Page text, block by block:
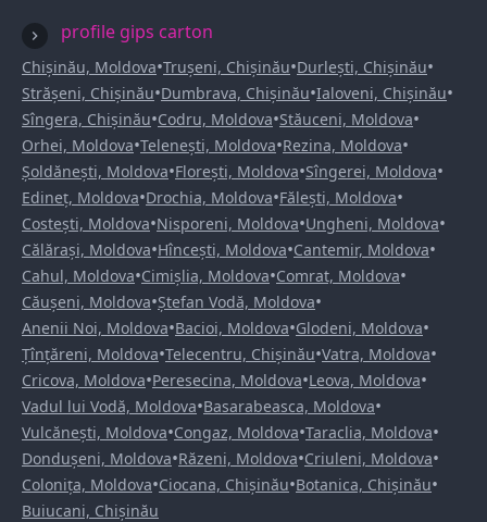
profile gips carton
Chișinău, Moldova•Trușeni, Chișinău•Durlești, Chișinău•
Strășeni, Chișinău•Dumbrava, Chișinău•Ialoveni, Chișinău•
Sîngera, Chișinău•Codru, Moldova•Stăuceni, Moldova•
Orhei, Moldova•Telenești, Moldova•Rezina, Moldova•
Șoldănești, Moldova•Florești, Moldova•Sîngerei, Moldova•
Edineț, Moldova•Drochia, Moldova•Fălești, Moldova•
Costești, Moldova•Nisporeni, Moldova•Ungheni, Moldova•
Călărași, Moldova•Hîncești, Moldova•Cantemir, Moldova•
Cahul, Moldova•Cimișlia, Moldova•Comrat, Moldova•
Căușeni, Moldova•Ștefan Vodă, Moldova•
Anenii Noi, Moldova•Bacioi, Moldova•Glodeni, Moldova•
Țînțăreni, Moldova•Telecentru, Chișinău•Vatra, Moldova•
Cricova, Moldova•Peresecina, Moldova•Leova, Moldova•
Vadul lui Vodă, Moldova•Basarabeasca, Moldova•
Vulcănești, Moldova•Congaz, Moldova•Taraclia, Moldova•
Dondușeni, Moldova•Răzeni, Moldova•Criuleni, Moldova•
Colonița, Moldova•Ciocana, Chișinău•Botanica, Chișinău•
Buiucani, Chișinău